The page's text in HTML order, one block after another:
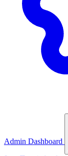
Admin Dashboard